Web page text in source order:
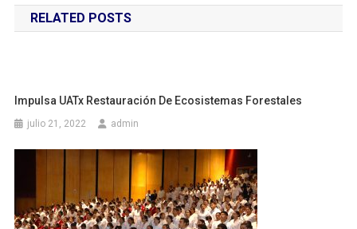
entradas
RELATED POSTS
Impulsa UATx Restauración De Ecosistemas Forestales
julio 21, 2022 admin